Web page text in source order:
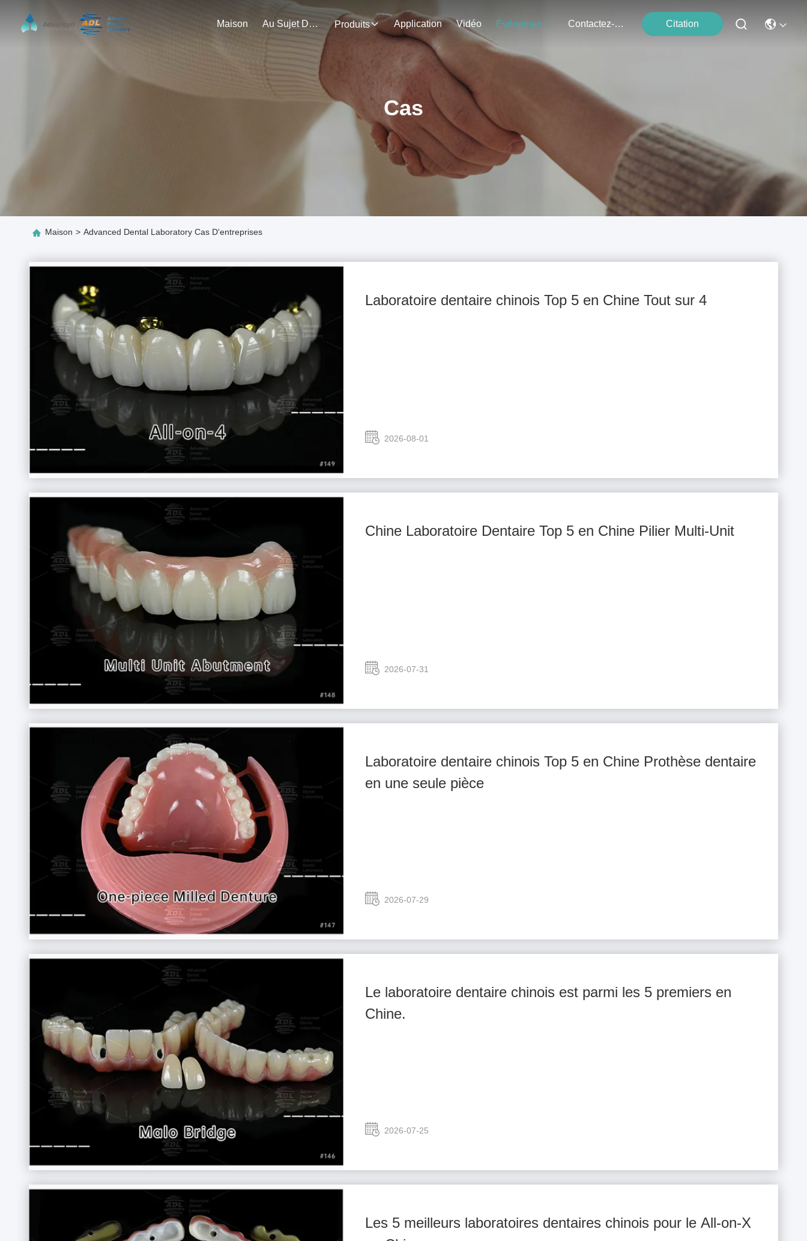
Maison Au Sujet De Nous Produits Application Vidéo Événements Contactez-Nous Citation
Cas
Maison > Advanced Dental Laboratory Cas D'entreprises
Laboratoire dentaire chinois Top 5 en Chine Tout sur 4
2026-08-01
Chine Laboratoire Dentaire Top 5 en Chine Pilier Multi-Unit
2026-07-31
Laboratoire dentaire chinois Top 5 en Chine Prothèse dentaire
en une seule pièce
2026-07-29
Le laboratoire dentaire chinois est parmi les 5 premiers en
Chine.
2026-07-25
Les 5 meilleurs laboratoires dentaires chinois pour le All-on-X